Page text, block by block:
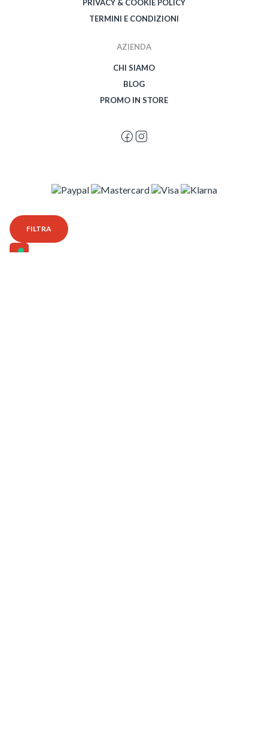
FILTRA
PRIVACY & COOKIE POLICY
TERMINI E CONDIZIONI
AZIENDA
CHI SIAMO
BLOG
PROMO IN STORE
© 2026 Spegetti Visione Superba - Frasimo SRL - P.Iva 02435950999 - Tutti i